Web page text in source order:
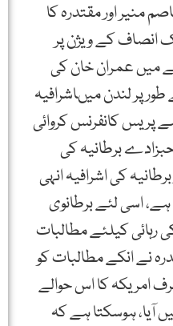
منیر اور مقتدرہ کا
انصاف کے ویژن پر
میں عمران خان کی
پر لندن میںاشرافیہ
پریس کانفرنس کروائی
برطانیہ کی
کی اشرافیہ انہی
اسی لئے برطانوی
رہائی کیلئے مطالبات
نے انکے مطالبات کو
امریکہ کا اس حوالے
آیا، ہوسکتا ہے کہ